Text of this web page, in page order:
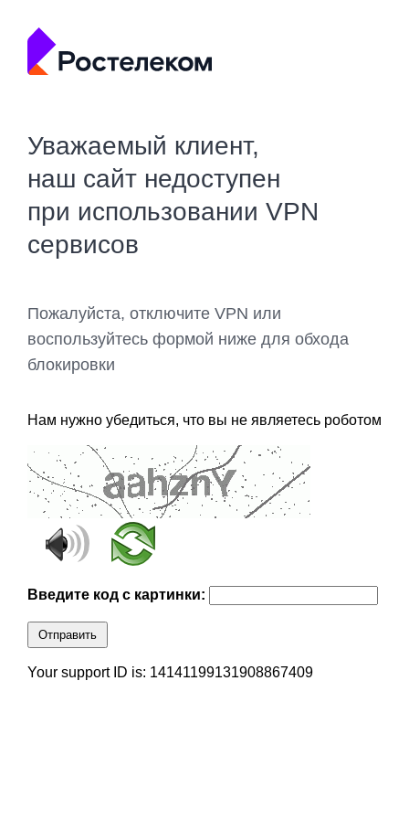
Уважаемый клиент,
наш сайт недоступен
при использовании VPN
сервисов
Пожалуйста, отключите VPN или
воспользуйтесь формой ниже для обхода
блокировки
Нам нужно убедиться, что вы не являетесь роботом
Введите код с картинки:
Отправить
Your support ID is: 14141199131908867409